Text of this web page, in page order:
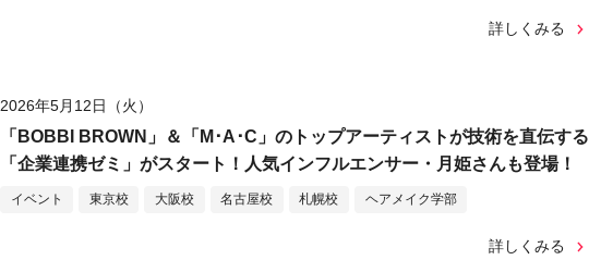
詳しくみる
2026年5月12日（火）
「BOBBI BROWN」＆「M･A･C」のトップアーティストが技術を直伝する
「企業連携ゼミ」がスタート！人気インフルエンサー・月姫さんも登場！
イベント 東京校 大阪校 名古屋校 札幌校 ヘアメイク学部
詳しくみる